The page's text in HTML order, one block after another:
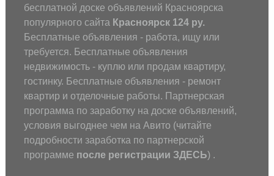
бесплатной доске объявлений Красноярска
популярного сайта Красноярск 124 ру.
Бесплатные объявления - работа, ищу или
требуется. Бесплатные объявления
недвижимость - куплю или продам квартиру,
гостинку. Бесплатные объявления - ремонт
квартир и отделочные работы. Партнерская
программа по заработку на доске объявлений,
условия выгоднее чем на Авито (читайте
подробности заработка по партнерской
программе после регистрации ЗДЕСЬ) .